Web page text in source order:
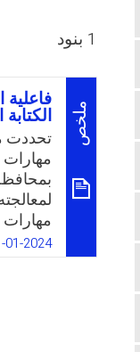
1 بنود
ملخص
فاعلية
تحددت
مهارات
مهارات
01-2024